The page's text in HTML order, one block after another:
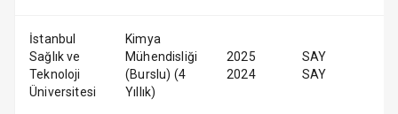
İstanbul
Sağlık ve
Teknoloji
Üniversitesi
Kimya
Mühendisliği
(Burslu) (4
Yıllık)
2025
2024
SAY
SAY